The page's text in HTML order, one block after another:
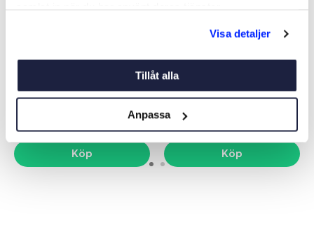
Visa detaljer
Tillåt alla
Anpassa
NMEA2000
849 kr
Köp
Art nr:
1 075 kr
Köp